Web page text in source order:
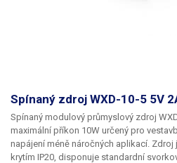
Spínaný zdroj WXD-10-5 5V
Spínaný modulový průmyslový zdroj
maximální příkon 10W určený pro
napájení méně náročných aplikací.
krytím IP20, disponuje standardní